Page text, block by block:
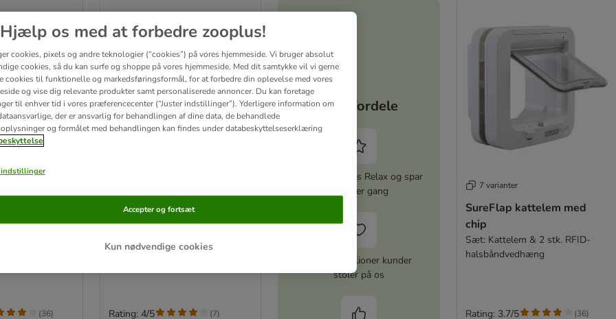
med
(36)
SureFlap Microchip Pet
Door Connect kattelem og
hundelem
Sæt: Kattelem Microchip & Hub
Rating: 4/5 (7)
Dine fordele
Aktiver zooplus Relax og spar
5% hver gang
Over 10 millioner kunder
stoler på os
7 varianter
SureFlap kattelem med
chip
Sæt: Kattelem & 2 stk. RFID-
halsbåndvedhæng
Rating: 3.7/5 (36)
Hjælp os med at forbedre zooplus!
cookies, pixels og andre teknologier (“cookies”) på vores hjemmeside. Vi bruger absolut
cookies, så du kan surfe og shoppe på vores hjemmeside. Med dit samtykke vil vi gerne
cookies til funktionelle og markedsføringsformål, for at forbedre din oplevelse med vores
og vise dig relevante produkter samt personaliserede annoncer. Du kan foretage
til enhver tid i vores præferencecenter (“Juster indstillinger”). Yderligere information om
der er ansvarlig for behandlingen af ​​dine data, de behandlede
og formålet med behandlingen kan findes under databeskyttelseserklæring
Kun nødvendige cookies
Accepter og fortsæt